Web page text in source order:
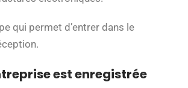
qui permet d’entrer dans le
est enregistrée